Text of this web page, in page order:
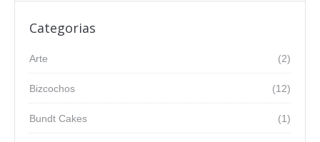
Categorias
(2)
Arte
(12)
Bizcochos
(1)
Bundt Cakes